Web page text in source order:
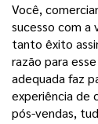
Você,
sucesso com a
tanto êxito
razão para
adequada faz
experiência de
pós-vendas,